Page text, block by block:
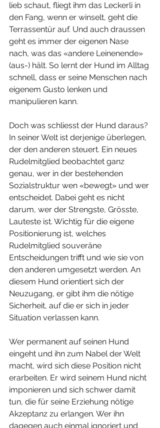
lieb schaut, fliegt ihm das Leckerli in
den Fang, wenn er winselt, geht die
Terrassentür auf. Und auch draussen
geht es immer der eigenen Nase
nach, was das «andere Leinenende»
(aus-) hält. So lernt der Hund im Alltag
schnell, dass er seine Menschen nach
eigenem Gusto lenken und
manipulieren kann.
Doch was schliesst der Hund daraus?
In seiner Welt ist derjenige überlegen,
der den anderen steuert. Ein neues
Rudelmitglied beobachtet ganz
genau, wer in der bestehenden
Sozialstruktur wen «bewegt» und wer
entscheidet. Dabei geht es nicht
darum, wer der Strengste, Grösste,
Lauteste ist. Wichtig für die eigene
Positionierung ist, welches
Rudelmitglied souveräne
Entscheidungen trifft und wie sie von
den anderen umgesetzt werden. An
diesem Hund orientiert sich der
Neuzugang, er gibt ihm die nötige
Sicherheit, auf die er sich in jeder
Situation verlassen kann.
Wer permanent auf seinen Hund
eingeht und ihn zum Nabel der Welt
macht, wird sich diese Position nicht
erarbeiten. Er wird seinem Hund nicht
imponieren und sich schwer damit
tun, die für seine Erziehung nötige
Akzeptanz zu erlangen. Wer ihn
dagegen auch einmal ignoriert und